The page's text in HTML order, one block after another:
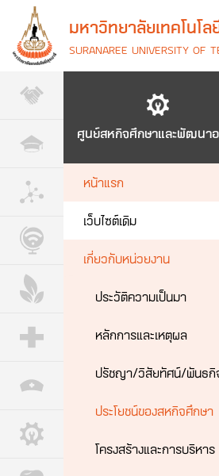
มหาวิทยาลัยเทคโนโ
SURANAREE UNIVERSITY OF
ศูนย์สหกิจศึกษาและพัฒนา
หน้าแรก
เว็บไซต์เดิม
เกี่ยวกับหน่วยงาน
ประวัติความเป็นมา
หลักการและเหตุผล
ปรัชญา/วิสัยทัศน์/พันธกิ
ประโยชน์ของสหกิจศึกษา
โครงสร้างและการบริหาร